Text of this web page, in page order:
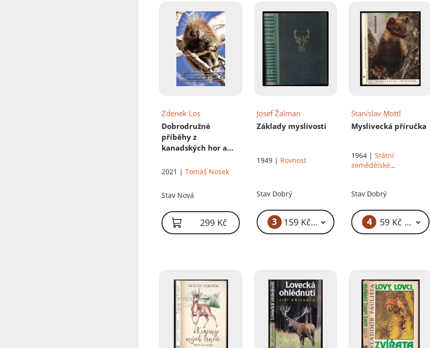
Zdenek Los
Dobrodružné
příběhy z
kanadských hor a
2021 |Tomáš Nosek
Stav Nová
299 Kč
Josef Žalman
Základy myslivosti
1949 | Rovnost
Stav Dobrý
3 159 Kč – 319 Kč
Stanislav Mottl
Myslivecká příručka
1964 |Státní
zemědělské
Stav Dobrý
4 59 Kč – 69 Kč